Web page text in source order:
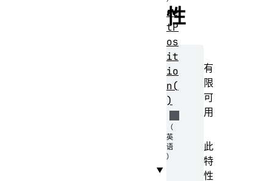
性
有
限
可
用
此
特
性
se
tP
os
it
io
n(
)